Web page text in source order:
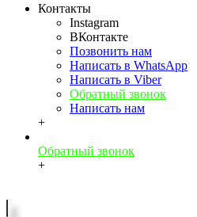
Контакты
Instagram
ВКонтакте
Позвонить нам
Написать в WhatsApp
Написать в Viber
Обратный звонок
Написать нам
+
Обратный звонок
+